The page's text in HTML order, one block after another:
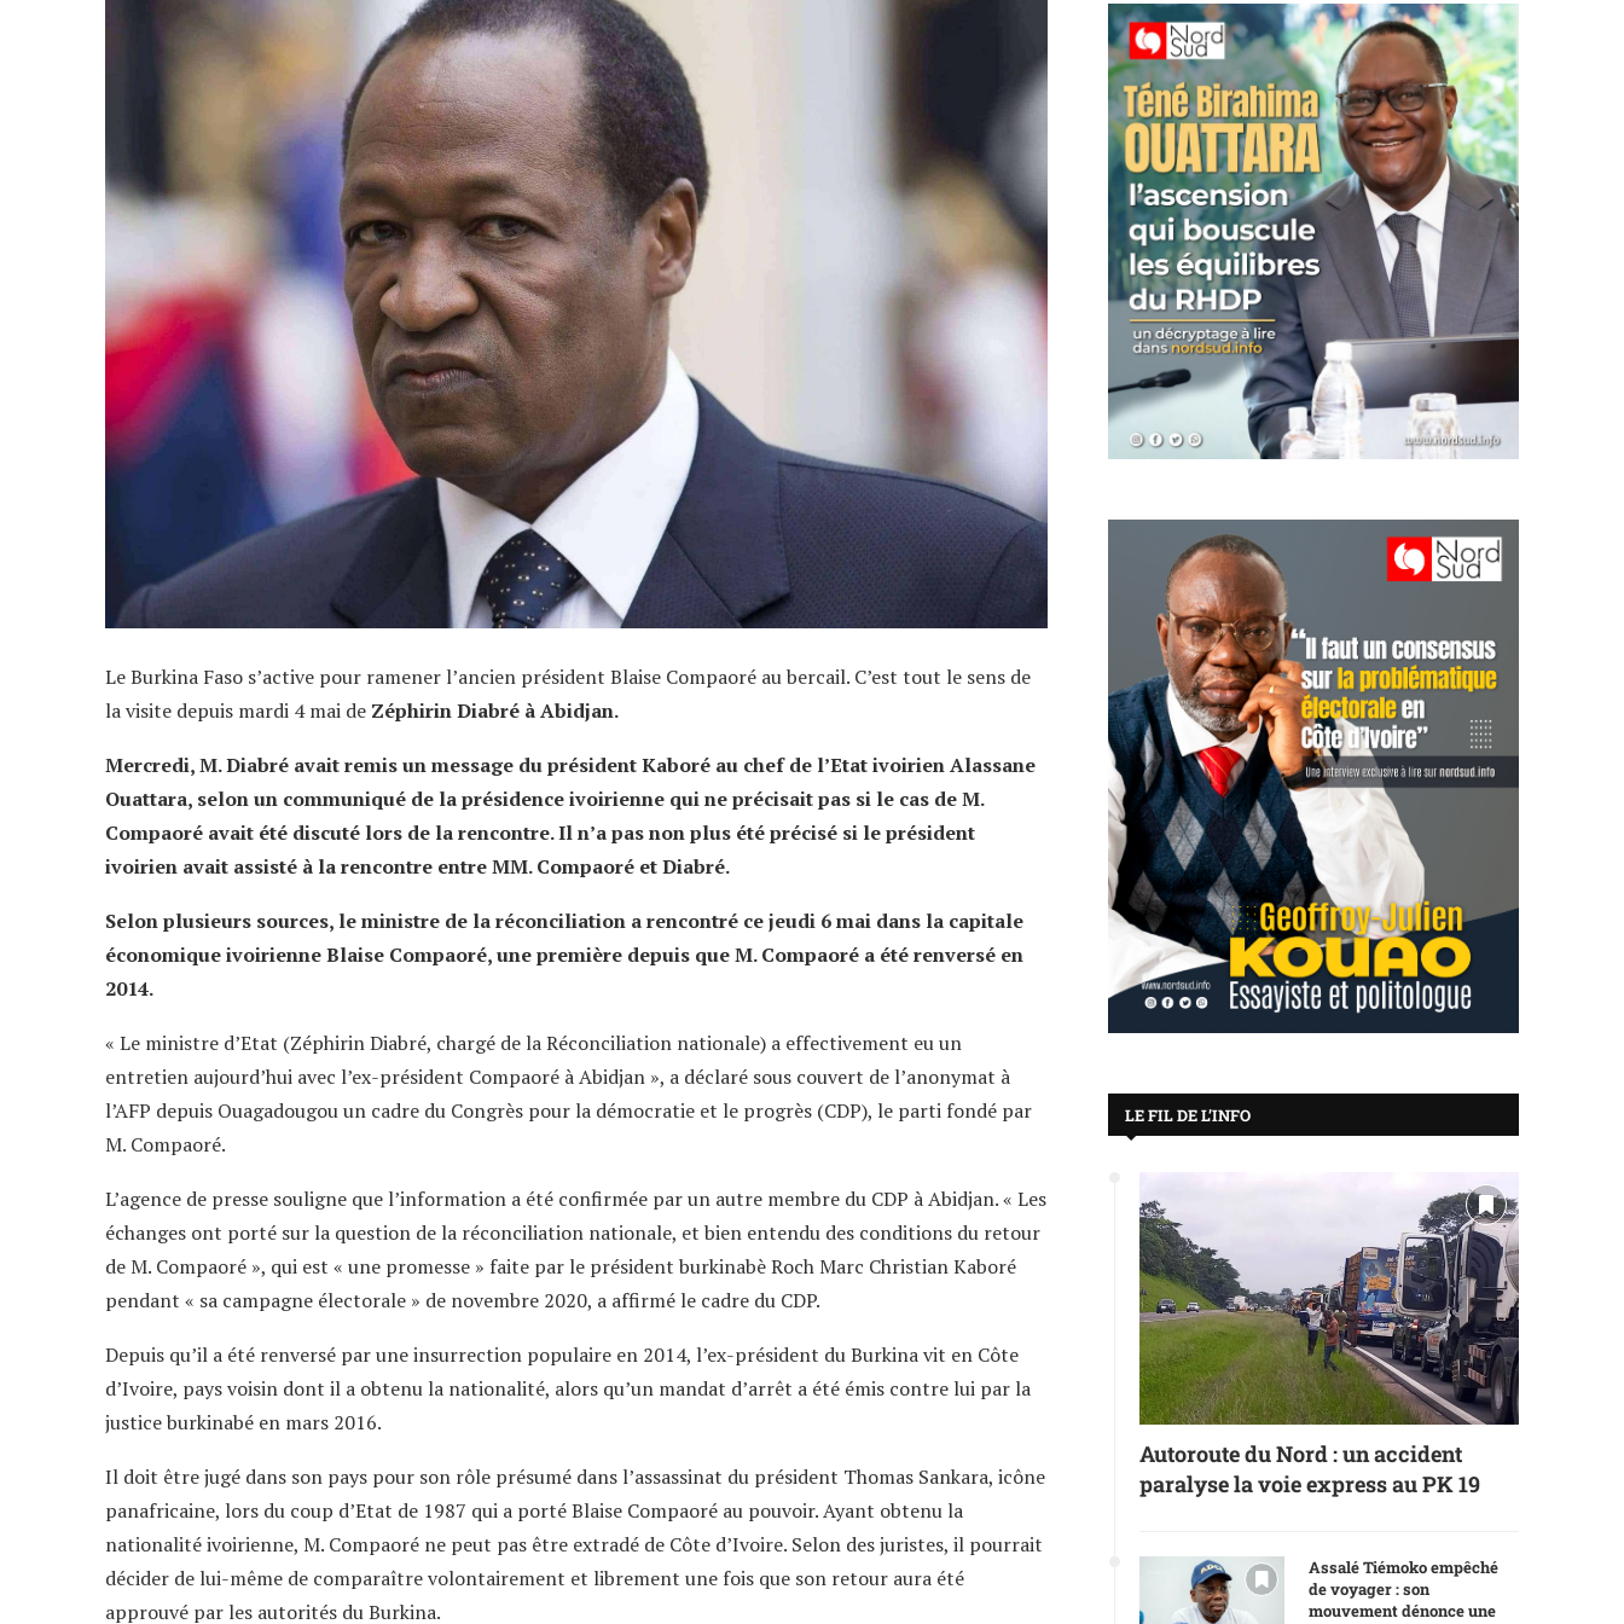
Le Burkina Faso s’active pour ramener l’ancien président Blaise Compaoré au bercail. C’est tout le sens de
la visite depuis mardi 4 mai de Zéphirin Diabré à Abidjan.
Mercredi, M. Diabré avait remis un message du président Kaboré au chef de l’Etat ivoirien Alassane
Ouattara, selon un communiqué de la présidence ivoirienne qui ne précisait pas si le cas de M.
Compaoré avait été discuté lors de la rencontre. Il n’a pas non plus été précisé si le président
ivoirien avait assisté à la rencontre entre MM. Compaoré et Diabré.
Selon plusieurs sources, le ministre de la réconciliation a rencontré ce jeudi 6 mai dans la capitale
économique ivoirienne Blaise Compaoré, une première depuis que M. Compaoré a été renversé en
2014.
« Le ministre d’Etat (Zéphirin Diabré, chargé de la Réconciliation nationale) a effectivement eu un
entretien aujourd’hui avec l’ex-président Compaoré à Abidjan », a déclaré sous couvert de l’anonymat à
l’AFP depuis Ouagadougou un cadre du Congrès pour la démocratie et le progrès (CDP), le parti fondé par
M. Compaoré.
L’agence de presse souligne que l’information a été confirmée par un autre membre du CDP à Abidjan. « Les
échanges ont porté sur la question de la réconciliation nationale, et bien entendu des conditions du retour
de M. Compaoré », qui est « une promesse » faite par le président burkinabè Roch Marc Christian Kaboré
pendant « sa campagne électorale » de novembre 2020, a affirmé le cadre du CDP.
Depuis qu’il a été renversé par une insurrection populaire en 2014, l’ex-président du Burkina vit en Côte
d’Ivoire, pays voisin dont il a obtenu la nationalité, alors qu’un mandat d’arrêt a été émis contre lui par la
justice burkinabé en mars 2016.
Il doit être jugé dans son pays pour son rôle présumé dans l’assassinat du président Thomas Sankara, icône
panafricaine, lors du coup d’Etat de 1987 qui a porté Blaise Compaoré au pouvoir. Ayant obtenu la
nationalité ivoirienne, M. Compaoré ne peut pas être extradé de Côte d’Ivoire. Selon des juristes, il pourrait
décider de lui-même de comparaître volontairement et librement une fois que son retour aura été
approuvé par les autorités du Burkina.
LE FIL DE L’INFO
Autoroute du Nord : un accident
paralyse la voie express au PK 19
Assalé Tiémoko empêché
de voyager : son
mouvement dénonce une